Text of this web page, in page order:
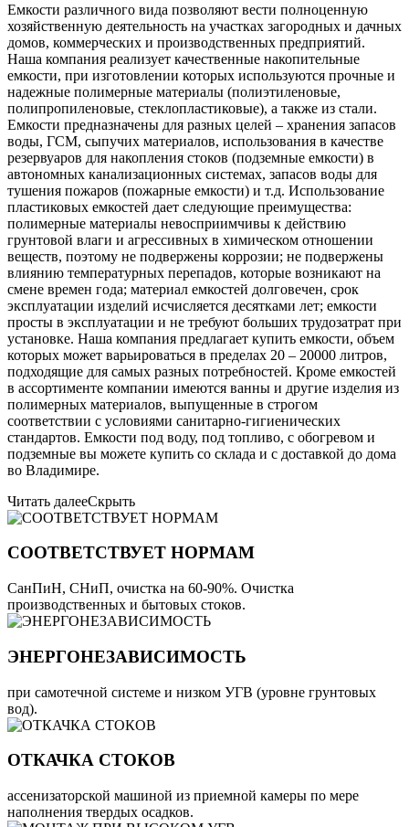
Емкости различного вида позволяют вести полноценную
хозяйственную деятельность на участках загородных и дачных
домов, коммерческих и производственных предприятий.
Наша компания реализует качественные накопительные
емкости, при изготовлении которых используются прочные и
надежные полимерные материалы (полиэтиленовые,
полипропиленовые, стеклопластиковые), а также из стали.
Емкости предназначены для разных целей – хранения запасов
воды, ГСМ, сыпучих материалов, использования в качестве
резервуаров для накопления стоков (подземные емкости) в
автономных канализационных системах, запасов воды для
тушения пожаров (пожарные емкости) и т.д. Использование
пластиковых емкостей дает следующие преимущества:
полимерные материалы невосприимчивы к действию
грунтовой влаги и агрессивных в химическом отношении
веществ, поэтому не подвержены коррозии; не подвержены
влиянию температурных перепадов, которые возникают на
смене времен года; материал емкостей долговечен, срок
эксплуатации изделий исчисляется десятками лет; емкости
просты в эксплуатации и не требуют больших трудозатрат при
установке. Наша компания предлагает купить емкости, объем
которых может варьироваться в пределах 20 – 20000 литров,
подходящие для самых разных потребностей. Кроме емкостей
в ассортименте компании имеются ванны и другие изделия из
полимерных материалов, выпущенные в строгом
соответствии с условиями санитарно-гигиенических
стандартов. Емкости под воду, под топливо, с обогревом и
подземные вы можете купить со склада и с доставкой до дома
во Владимире.
Читать далееСкрыть
СООТВЕТСТВУЕТ НОРМАМ
СанПиН, СНиП, очистка на 60-90%. Очистка
производственных и бытовых стоков.
ЭНЕРГОНЕЗАВИСИМОСТЬ
при самотечной системе и низком УГВ (уровне грунтовых
вод).
ОТКАЧКА СТОКОВ
ассенизаторской машиной из приемной камеры по мере
наполнения твердых осадков.